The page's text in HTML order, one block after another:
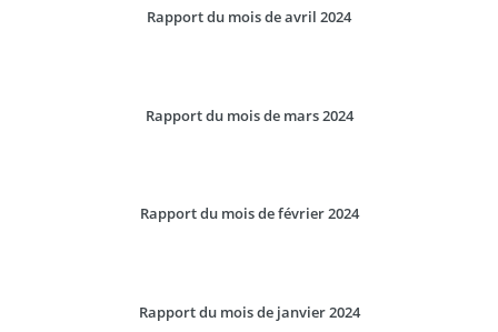
Rapport du mois de avril 2024
Rapport du mois de mars 2024
Rapport du mois de février 2024
Rapport du mois de janvier 2024